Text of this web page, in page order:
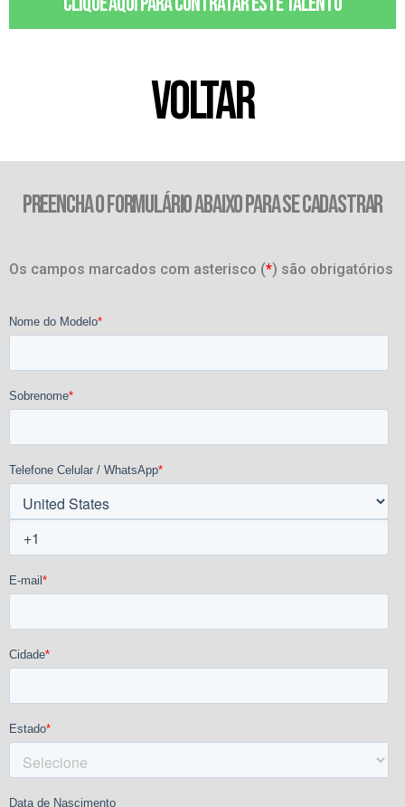
VOLTAR
PREENCHA O FORMULÁRIO ABAIXO PARA SE CADASTRAR
Os campos marcados com asterisco (*) são obrigatórios